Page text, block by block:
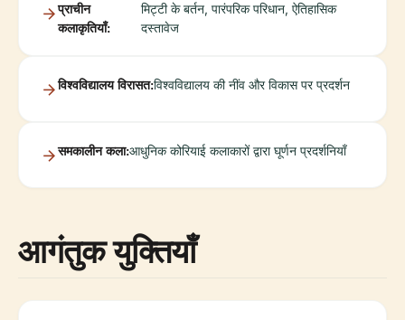
प्राचीन
कलाकृतियाँ:
मिट्टी के बर्तन, पारंपरिक परिधान, ऐतिहासिक
दस्तावेज
विश्वविद्यालय विरासत:विश्वविद्यालय की नींव और विकास पर प्रदर्शन
समकालीन कला:आधुनिक कोरियाई कलाकारों द्वारा घूर्णन प्रदर्शनियाँ
आगंतुक युक्तियाँ